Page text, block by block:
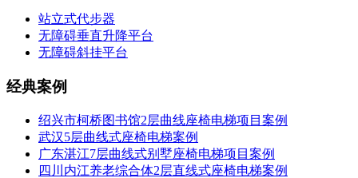
站立式代步器
无障碍垂直升降平台
无障碍斜挂平台
经典案例
绍兴市柯桥图书馆2层曲线座椅电梯项目案例
武汉5层曲线式座椅电梯案例
广东湛江7层曲线式别墅座椅电梯项目案例
四川内江养老综合体2层直线式座椅电梯案例